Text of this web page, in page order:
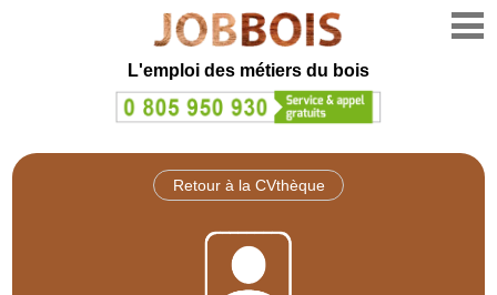
L'emploi des métiers du bois
Retour à la CVthèque